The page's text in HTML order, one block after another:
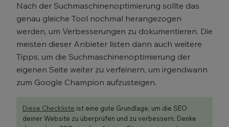
Nach der Suchmaschinenoptimierung sollte das
genau gleiche Tool nochmal herangezogen
werden, um Verbesserungen zu dokumentieren. Die
meisten dieser Anbieter listen dann auch weitere
Tipps, um die Suchmaschinenoptimierung der
eigenen Seite weiter zu verfeinern, um irgendwann
zum Google Champion aufzusteigen.
Diese Checkliste ist eine gute Grundlage, um die SEO
deiner Website zu überprüfen und zu verbessern. Denke